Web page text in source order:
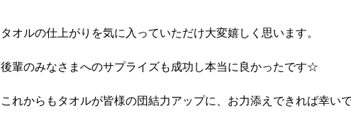
タオルの仕上がりを気に入っていただけ大変嬉しく思います。
後輩のみなさまへのサプライズも成功し本当に良かったです☆
これからもタオルが皆様の団結力アップに、お力添えできれば幸いで